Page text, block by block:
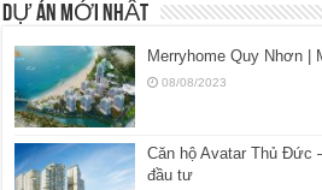
DỰ ÁN MỚI NHẤT
Merryhome Quy Nhơn |
08/08/2023
Căn hộ Avatar Thủ Đức
đầu tư